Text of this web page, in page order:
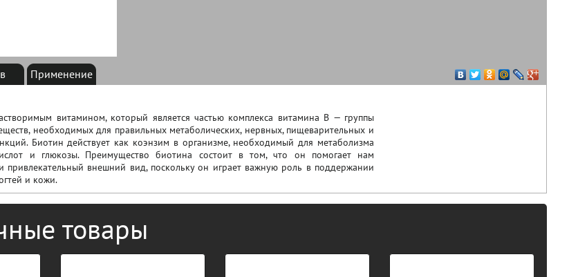
Применение
витамином, который является частью комплекса витамина B — группы
необходимых для правильных метаболических, нервных, пищеварительных и
Биотин действует как коэнзим в организме, необходимый для метаболизма
и глюкозы. Преимущество биотина состоит в том, что он помогает нам
привлекательный внешний вид, поскольку он играет важную роль в поддержании
и кожи.
товары